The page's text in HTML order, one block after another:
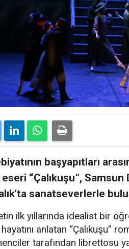
başyapıtları
“Çalıkuşu”,
sanatseverlerle
ilk yıllarında idealist bir
hayatını anlatan “Çalıkuşu”
tarafından librettosu